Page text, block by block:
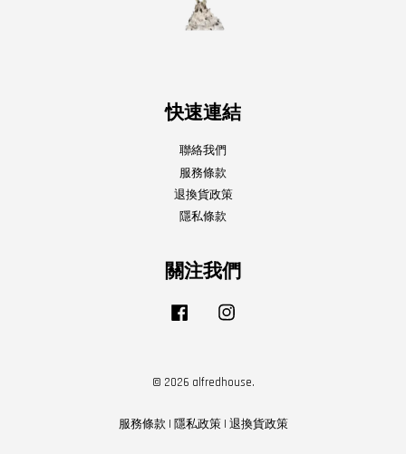
快速連結
聯絡我們
服務條款
退換貨政策
隱私條款
關注我們
Facebook
© 2026 alfredhouse.
服務條款| 隱私政策| 退換貨政策